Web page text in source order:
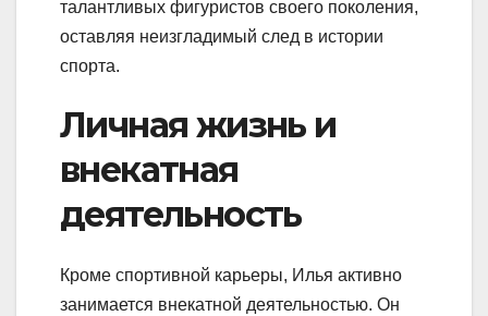
талантливых фигуристов своего поколения,
оставляя неизгладимый след в истории
спорта.
Личная жизнь и
внекатная
деятельность
Кроме спортивной карьеры, Илья активно
занимается внекатной деятельностью. Он